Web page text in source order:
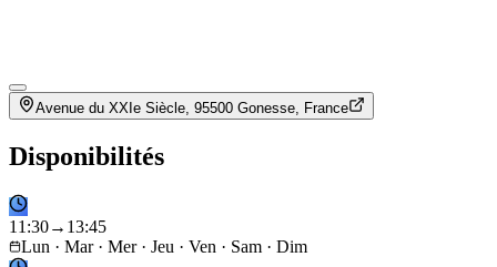
Avenue du XXIe Siècle, 95500 Gonesse, France
Disponibilités
11 :30→ 13:45
Lun · Mar · Mer · Jeu · Ven · Sam · Dim